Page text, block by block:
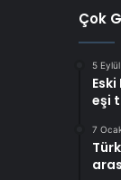
Çok
5
eşi
7